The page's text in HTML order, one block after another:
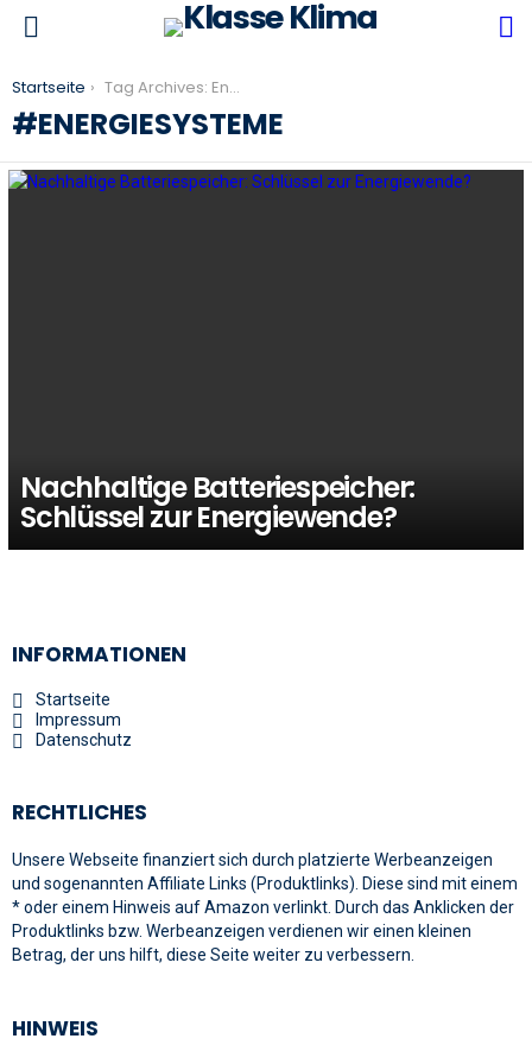
You are here:
Startseite Tag Archives: Energiesysteme
ENERGIESYSTEME
Nachhaltige Batteriespeicher:
Schlüssel zur Energiewende?
INFORMATIONEN
Startseite
Impressum
Datenschutz
RECHTLICHES
Unsere Webseite finanziert sich durch platzierte Werbeanzeigen
und sogenannten Affiliate Links (Produktlinks). Diese sind mit einem
* oder einem Hinweis auf Amazon verlinkt. Durch das Anklicken der
Produktlinks bzw. Werbeanzeigen verdienen wir einen kleinen
Betrag, der uns hilft, diese Seite weiter zu verbessern.
HINWEIS